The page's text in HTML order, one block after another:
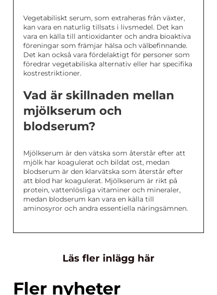
Vegetabiliskt serum, som extraheras från växter,
kan vara en naturlig tillsats i livsmedel. Det kan
vara en källa till antioxidanter och andra bioaktiva
föreningar som främjar hälsa och välbefinnande.
Det kan också vara fördelaktigt för personer som
föredrar vegetabiliska alternativ eller har specifika
kostrestriktioner.
Vad är skillnaden mellan
mjölkserum och
blodserum?
Mjölkserum är den vätska som återstår efter att
mjölk har koagulerat och bildat ost, medan
blodserum är den klarvätska som återstår efter
att blod har koagulerat. Mjölkserum är rikt på
protein, vattenlösliga vitaminer och mineraler,
medan blodserum kan vara en källa till
aminosyror och andra essentiella näringsämnen.
Läs fler inlägg här
Fler nyheter